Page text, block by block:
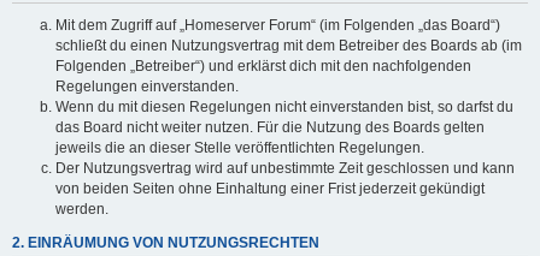
Mit dem Zugriff auf „Homeserver Forum“ (im Folgenden „das Board“)
schließt du einen Nutzungsvertrag mit dem Betreiber des Boards ab (im
Folgenden „Betreiber“) und erklärst dich mit den nachfolgenden
Regelungen einverstanden.
Wenn du mit diesen Regelungen nicht einverstanden bist, so darfst du
das Board nicht weiter nutzen. Für die Nutzung des Boards gelten
jeweils die an dieser Stelle veröffentlichten Regelungen.
Der Nutzungsvertrag wird auf unbestimmte Zeit geschlossen und kann
von beiden Seiten ohne Einhaltung einer Frist jederzeit gekündigt
werden.
2. EINRÄUMUNG VON NUTZUNGSRECHTEN